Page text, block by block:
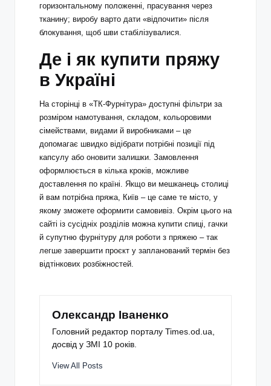
горизонтальному положенні, прасування через
тканину; виробу варто дати «відпочити» після
блокування, щоб шви стабілізувалися.
Де і як купити пряжу
в Україні
На сторінці в «ТК-Фурнітура» доступні фільтри за
розміром намотування, складом, кольоровими
сімействами, видами й виробниками – це
допомагає швидко відібрати потрібні позиції під
капсулу або оновити залишки. Замовлення
оформлюється в кілька кроків, можливе
доставлення по країні. Якщо ви мешканець столиці
й вам потрібна пряжа, Київ – це саме те місто, у
якому зможете оформити самовивіз. Окрім цього на
сайті із сусідніх розділів можна купити спиці, гачки
й супутню фурнітуру для роботи з пряжею – так
легше завершити проєкт у запланований термін без
відтінкових розбіжностей.
Олександр Іваненко
Головний редактор порталу Times.od.ua,
досвід у ЗМІ 10 років.
View All Posts